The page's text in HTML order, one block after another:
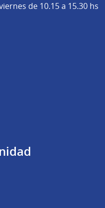
de 10.15 a 15.30 hs